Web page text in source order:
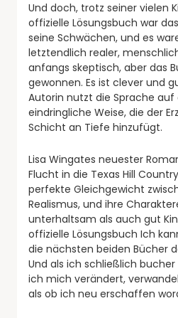
Und doch, trotz seiner vielen
offizielle Lösungsbuch war
seine Schwächen, und es
letztendlich realer,
anfangs skeptisch, aber das
gewonnen. Es ist clever und
Autorin nutzt die Sprache auf
eindringliche Weise, die der
Schicht an Tiefe hinzufügt.
Lisa Wingates neuester
Flucht in die Texas Hill
perfekte Gleichgewicht
Realismus, und ihre
unterhaltsam als auch gut
offizielle Lösungsbuch Ich
die nächsten beiden Bücher
Und als ich schließlich
ich mich verändert,
als ob ich neu erschaffen